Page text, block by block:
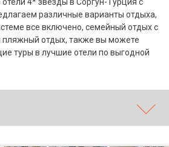
различные варианты отдыха,
все включено, семейный отдых с
отдых, также вы можете
туры в лучшие отели по выгодной
5*